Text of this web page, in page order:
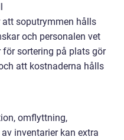
soputrymmen hålls
och personalen vet
sortering på plats gör
att kostnaderna hålls
omflyttning,
inventarier kan extra